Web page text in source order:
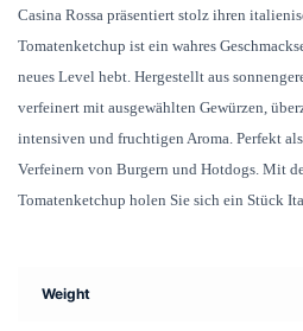
Casina Rossa präsentiert stolz ihren
Tomatenketchup ist ein wahres
neues Level hebt. Hergestellt aus
verfeinert mit ausgewählten Gewürzen,
intensiven und fruchtigen Aroma. Perfekt
Verfeinern von Burgern und Hotdogs. Mit
Tomatenketchup holen Sie sich ein Stück
Weight